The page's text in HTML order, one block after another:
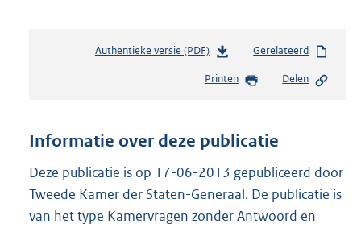
Authentieke versie (PDF)b
s
n
s
r
o
Gerelateerd
Printen Delen
Informatie over deze publicatie
Deze publicatie is op 17-06-2013 gepubliceerd door
Tweede Kamer der Staten-Generaal. De publicatie is
van het type Kamervragen zonder Antwoord en